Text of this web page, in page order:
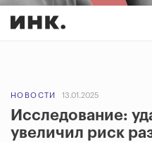
НОВОСТИ 13.01.2025
Исследование:
увеличил риск